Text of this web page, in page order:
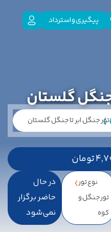
پیگیری و استرداد
جنگل گلستان
تور جنگل ابر تا جنگل گلستان
نوع تور
تور جنگل و
کوه
در حال
حاضر برگزار
نمی‌شود